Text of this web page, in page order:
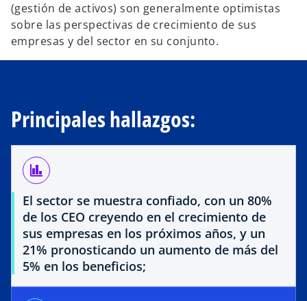
(gestión de activos) son generalmente optimistas
sobre las perspectivas de crecimiento de sus
empresas y del sector en su conjunto.
Principales hallazgos:
finance
El sector se muestra confiado, con un 80%
de los CEO creyendo en el crecimiento de
sus empresas en los próximos años, y un
21% pronosticando un aumento de más del
5% en los beneficios;